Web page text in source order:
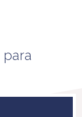
para